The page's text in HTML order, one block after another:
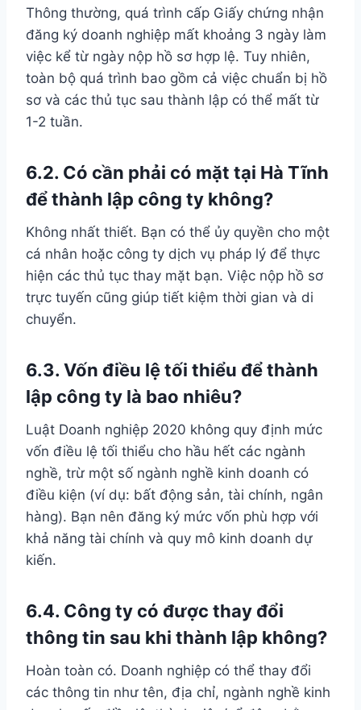
Thông thường, quá trình cấp Giấy chứng nhận
đăng ký doanh nghiệp mất khoảng 3 ngày làm
việc kể từ ngày nộp hồ sơ hợp lệ. Tuy nhiên,
toàn bộ quá trình bao gồm cả việc chuẩn bị hồ
sơ và các thủ tục sau thành lập có thể mất từ
1-2 tuần.
6.2. Có cần phải có mặt tại Hà Tĩnh
để thành lập công ty không?
Không nhất thiết. Bạn có thể ủy quyền cho một
cá nhân hoặc công ty dịch vụ pháp lý để thực
hiện các thủ tục thay mặt bạn. Việc nộp hồ sơ
trực tuyến cũng giúp tiết kiệm thời gian và di
chuyển.
6.3. Vốn điều lệ tối thiểu để thành
lập công ty là bao nhiêu?
Luật Doanh nghiệp 2020 không quy định mức
vốn điều lệ tối thiểu cho hầu hết các ngành
nghề, trừ một số ngành nghề kinh doanh có
điều kiện (ví dụ: bất động sản, tài chính, ngân
hàng). Bạn nên đăng ký mức vốn phù hợp với
khả năng tài chính và quy mô kinh doanh dự
kiến.
6.4. Công ty có được thay đổi
thông tin sau khi thành lập không?
Hoàn toàn có. Doanh nghiệp có thể thay đổi
các thông tin như tên, địa chỉ, ngành nghề kinh